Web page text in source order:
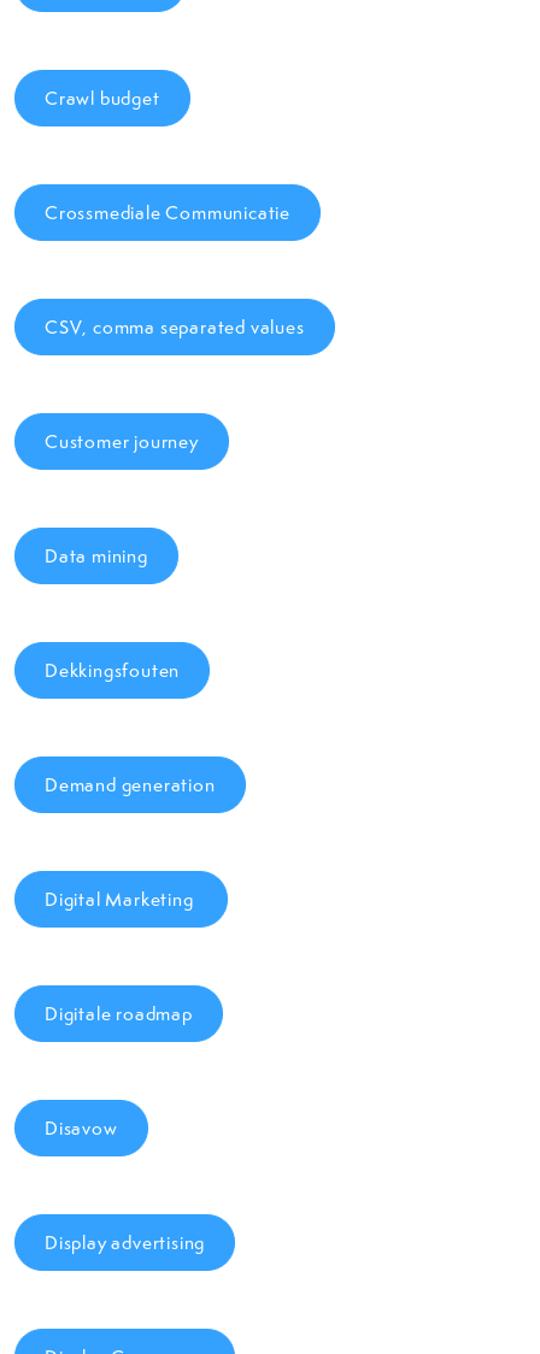
Crawl budget
Crossmediale Communicatie
CSV, comma separated values
Customer journey
Data mining
Dekkingsfouten
Demand generation
Digital Marketing
Digitale roadmap
Disavow
Display advertising